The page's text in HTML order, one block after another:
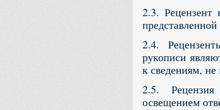
2.3. Рецензент
2.4.
рукописи
к сведениям,
2.5.
освещением